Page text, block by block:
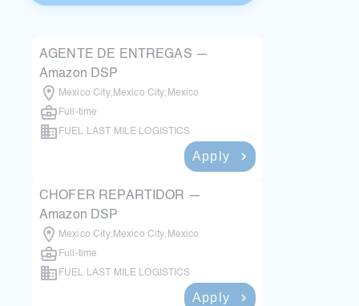
AGENTE DE ENTREGAS —
Amazon DSP
Mexico City, Mexico City, Mexico
Full-time
FUEL LAST MILE LOGISTICS
Apply
CHOFER REPARTIDOR —
Amazon DSP
Mexico City, Mexico City, Mexico
Full-time
FUEL LAST MILE LOGISTICS
Apply